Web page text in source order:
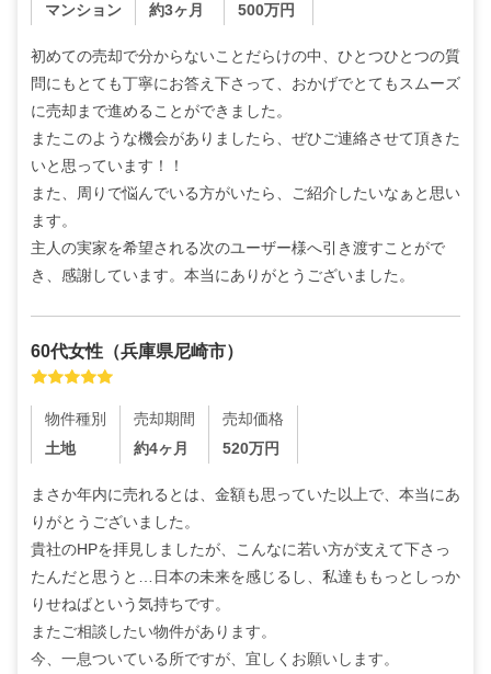
マンション
約3ヶ月
500万円
初めての売却で分からないことだらけの中、ひとつひとつの質
問にもとても丁寧にお答え下さって、おかげでとてもスムーズ
に売却まで進めることができました。
またこのような機会がありましたら、ぜひご連絡させて頂きた
いと思っています！！
また、周りで悩んでいる方がいたら、ご紹介したいなぁと思い
ます。
主人の実家を希望される次のユーザー様へ引き渡すことがで
き、感謝しています。本当にありがとうございました。
60代女性 （兵庫県尼崎市）
物件種別
土地
売却期間
約4ヶ月
売却価格
520万円
まさか年内に売れるとは、金額も思っていた以上で、本当にあ
りがとうございました。
貴社のHPを拝見しましたが、こんなに若い方が支えて下さっ
たんだと思うと…日本の未来を感じるし、私達ももっとしっか
りせねばという気持ちです。
またご相談したい物件があります。
今、一息ついている所ですが、宜しくお願いします。